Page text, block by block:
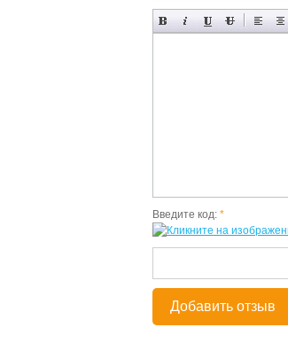
Введите код: *
Добавить отзыв